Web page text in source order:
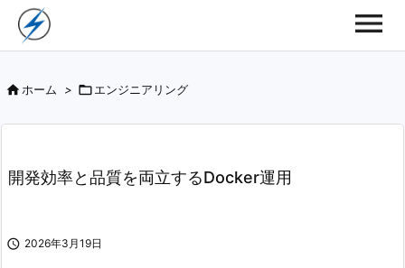
ホーム > エンジニアリング
開発効率と品質を両立するDocker運用
 2026年3月19日